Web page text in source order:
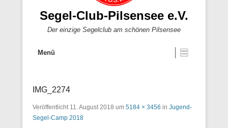
Segel-Club-Pilsensee e.V.
Der einzige Segelclub am schönen Pilsensee
Menü
IMG_2274
Veröffentlicht 11. August 2018 um 5184 × 3456 in Jugend-
Segel-Camp 2018